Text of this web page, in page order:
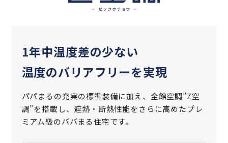
1年中温度差の少ない
温度のバリアフリーを実現
パパまるの充実の標準装備に加え、全館空調”Z空
調”を搭載し、遮熱‧断熱性能をさらに高めたプレ
ミアム級のパパまる住宅です。